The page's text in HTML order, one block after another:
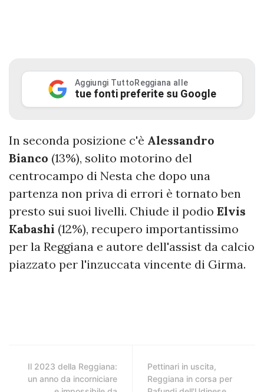
Aggiungi TuttoReggiana alle
tue fonti preferite su Google
In seconda posizione c'è Alessandro
Bianco (13%), solito motorino del
centrocampo di Nesta che dopo una
partenza non priva di errori è tornato ben
presto sui suoi livelli. Chiude il podio Elvis
Kabashi (12%), recupero importantissimo
per la Reggiana e autore dell'assist da calcio
piazzato per l'inzuccata vincente di Girma.
Il 2023 della Reggiana:
un anno da incorniciare
Pettinari in uscita,
Reggiana in corsa per